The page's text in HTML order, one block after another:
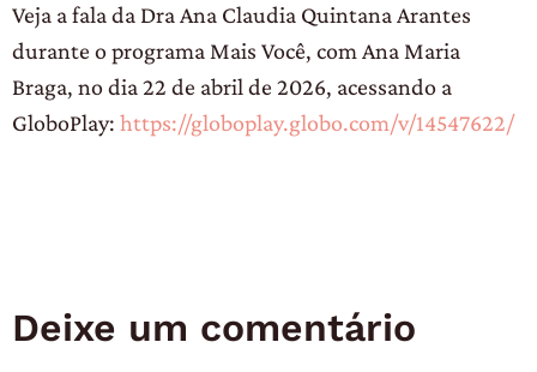
Veja a fala da Dra Ana Claudia Quintana Arantes
durante o programa Mais Você, com Ana Maria
Braga, no dia 22 de abril de 2026, acessando a
GloboPlay: https://globoplay.globo.com/v/14547622/
Deixe um comentário